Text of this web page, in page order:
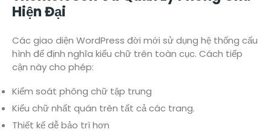
Hiện Đại
Các giao diện WordPress đời mới sử dụng hệ thống cấu
hình để định nghĩa kiểu chữ trên toàn cục. Cách tiếp
cận này cho phép:
Kiểm soát phông chữ tập trung
Kiểu chữ nhất quán trên tất cả các trang.
Thiết kế dễ bảo trì hơn